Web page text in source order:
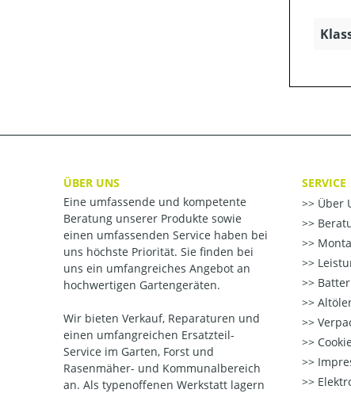
ÜBER UNS
Eine umfassende und kompetente
Beratung unserer Produkte sowie
einen umfassenden Service haben bei
uns höchste Priorität. Sie finden bei
uns ein umfangreiches Angebot an
hochwertigen Gartengeräten.
Wir bieten Verkauf, Reparaturen und
einen umfangreichen Ersatzteil-
Service im Garten, Forst und
Rasenmäher- und Kommunalbereich
an. Als typenoffenen Werkstatt lagern
SERVICE
Über